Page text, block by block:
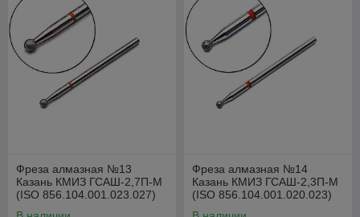
Фреза алмазная №13
Казань КМИЗ ГСАШ-2,7П-М
(ISO 856.104.001.023.027)
Фреза алмазная №14
Казань КМИЗ ГСАШ-2,3П-М
(ISO 856.104.001.020.023)